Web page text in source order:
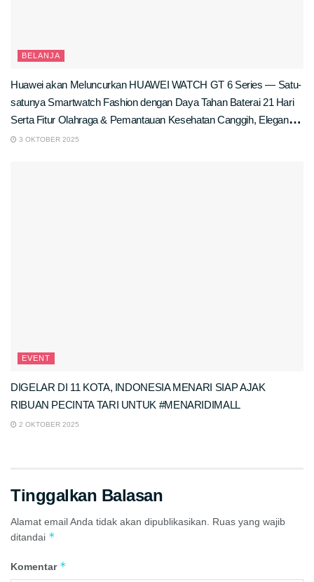
BELANJA
Huawei akan Meluncurkan HUAWEI WATCH GT 6 Series — Satu-
satunya Smartwatch Fashion dengan Daya Tahan Baterai 21 Hari
Serta Fitur Olahraga & Pemantauan Kesehatan Canggih, Elegan di
Kantor, Tangguh di Lapangan
3 OKTOBER 2025
EVENT
DIGELAR DI 11 KOTA, INDONESIA MENARI SIAP AJAK
RIBUAN PECINTA TARI UNTUK #MENARIDIMALL
2 OKTOBER 2025
Tinggalkan Balasan
Alamat email Anda tidak akan dipublikasikan.
Ruas yang wajib
ditandai *
Komentar *